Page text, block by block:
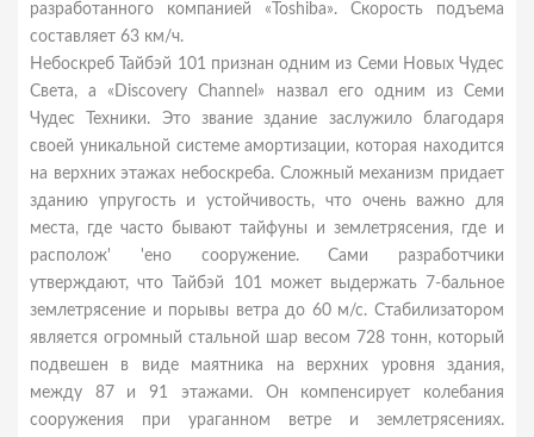
разработанного компанией «Toshiba». Скорость подъема
составляет 63 км/ч.
Небоскреб Тайбэй 101 признан одним из Семи Новых Чудес
Света, а «Discovery Channel» назвал его одним из Семи
Чудес Техники. Это звание здание заслужило благодаря
своей уникальной системе амортизации, которая находится
на верхних этажах небоскреба. Сложный механизм придает
зданию упругость и устойчивость, что очень важно для
места, где часто бывают тайфуны и землетрясения, где и
располож' 'ено сооружение. Сами разработчики
утверждают, что Тайбэй 101 может выдержать 7-бальное
землетрясение и порывы ветра до 60 м/с. Стабилизатором
является огромный стальной шар весом 728 тонн, который
подвешен в виде маятника на верхних уровня здания,
между 87 и 91 этажами. Он компенсирует колебания
сооружения при ураганном ветре и землетрясениях.